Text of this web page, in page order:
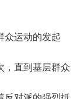
运动的发起
，直到基层群众